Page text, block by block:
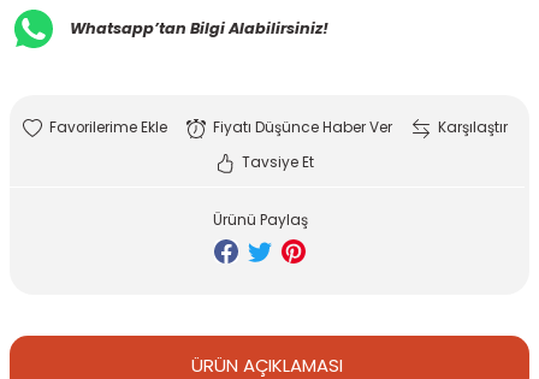
Whatsapp’tan Bilgi Alabilirsiniz!
Fiyatı Düşünce Haber Ver
Karşılaştır
Tavsiye Et
Ürünü Paylaş
ÜRÜN AÇIKLAMASI